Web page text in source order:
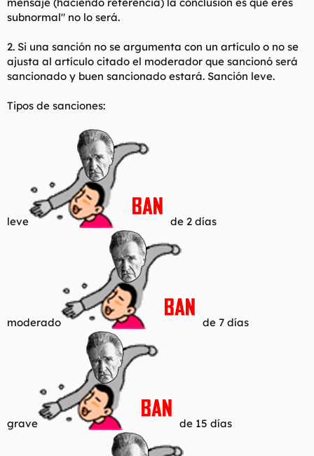
subnormal" no lo será.
2. Si una sanción no se argumenta con un artículo o no se
ajusta al artículo citado el moderador que sancionó será
sancionado y buen sancionado estará. Sanción leve.
Tipos de sanciones:
leve de 2 días
moderado de 7 días
grave de 15 días